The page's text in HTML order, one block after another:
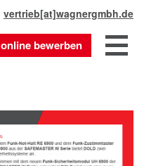
vertrieb[at]wagnergmbh.de
online bewerben